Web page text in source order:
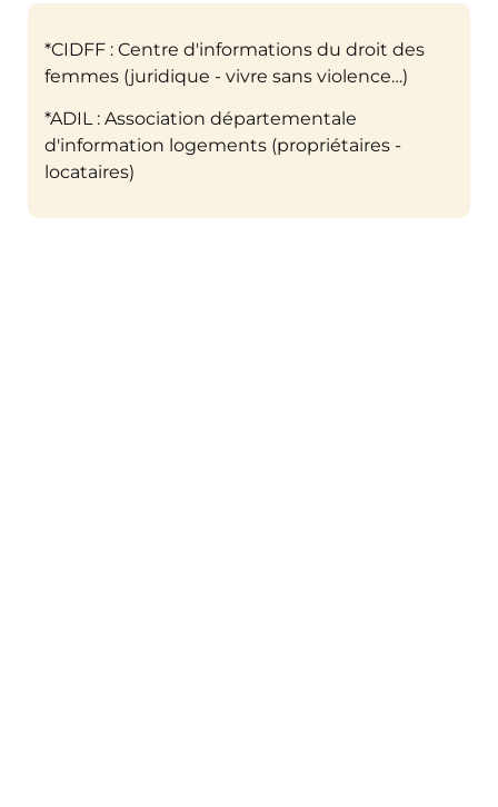
*CIDFF : Centre d'informations du droit des
femmes (juridique - vivre sans violence…)
*ADIL : Association départementale
d'information logements (propriétaires -
locataires)